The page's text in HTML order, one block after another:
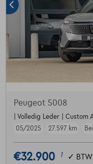
Peugeot 5008
| Volledig Leder |
05/2025
27.597 km
€32.900 1 ✓